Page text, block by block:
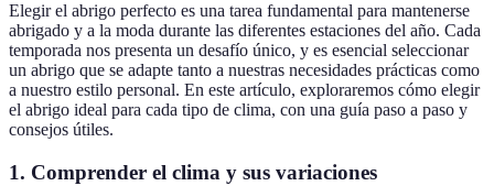
Elegir el abrigo perfecto es una tarea fundamental para mantenerse
abrigado y a la moda durante las diferentes estaciones del año. Cada
temporada nos presenta un desafío único, y es esencial seleccionar
un abrigo que se adapte tanto a nuestras necesidades prácticas como
a nuestro estilo personal. En este artículo, exploraremos cómo elegir
el abrigo ideal para cada tipo de clima, con una guía paso a paso y
consejos útiles.
1. Comprender el clima y sus variaciones